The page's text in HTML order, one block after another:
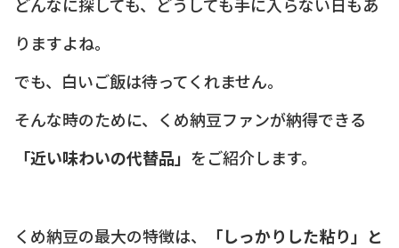
りますよね。
でも、白いご飯は待ってくれません。
そんな時のために、くめ納豆ファンが納得できる
「近い味わいの代替品」 をご紹介します。
くめ納豆の最大の特徴は、
「しっかりした粘り」と